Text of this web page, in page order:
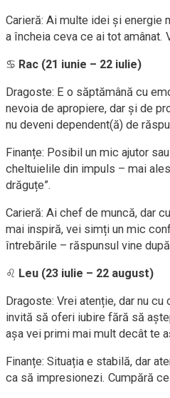
Carieră: Ai multe idei și energie
a încheia ceva ce ai tot amânat.
♋ Rac (21 iunie – 22 iulie)
Dragoste: E o săptămână cu
nevoia de apropiere, dar și de
nu deveni dependent(ă) de
Finanțe: Posibil un mic ajutor
cheltuielile din impuls – mai
drăguțe”.
Carieră: Ai chef de muncă, dar
mai inspiră, vei simți un mic
întrebările – răspunsul vine
♌ Leu (23 iulie – 22 august)
Dragoste: Vrei atenție, dar nu
invită să oferi iubire fără să
așa vei primi mai mult decât te
Finanțe: Situația e stabilă, dar
ca să impresionezi. Cumpără